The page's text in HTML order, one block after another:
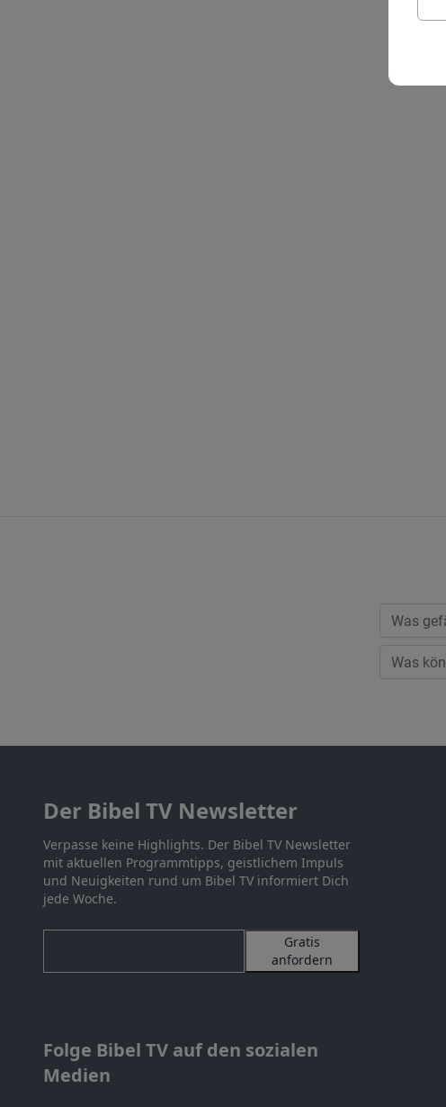
Der Bibel TV Newsletter
Verpasse keine Highlights. Der Bibel TV Newsletter
mit aktuellen Programmtipps, geistlichem Impuls
und Neuigkeiten rund um Bibel TV informiert Dich
jede Woche.
Gratis
anfordern
Folge Bibel TV auf den sozialen
Medien